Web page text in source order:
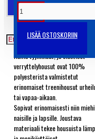
OUTLET
LISÄÄ OSTOSKORIIN
TUOTETIEDOT
Nämä tyylikkäät, ja elastiset
verryttelyhousut ovat 100%
polyesterista valmistetut
erinomaiset treenihousut
tai vapaa-aikaan.
Sopivat erinomaisesti niin
naisille ja lapsille. Joustava
materiaali tekee housuista